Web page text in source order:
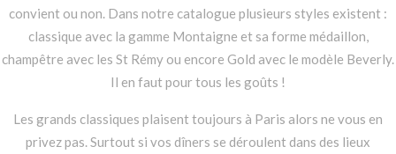
convient ou non. Dans notre catalogue plusieurs styles existent :
classique avec la gamme Montaigne et sa forme médaillon,
champêtre avec les St Rémy ou encore Gold avec le modèle Beverly.
Il en faut pour tous les goûts !
Les grands classiques plaisent toujours à Paris alors ne vous en
privez pas. Surtout si vos dîners se déroulent dans des lieux